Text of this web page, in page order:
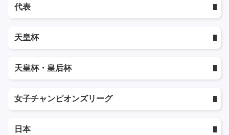
代表
天皇杯
天皇杯・皇后杯
女子チャンピオンズリーグ
日本